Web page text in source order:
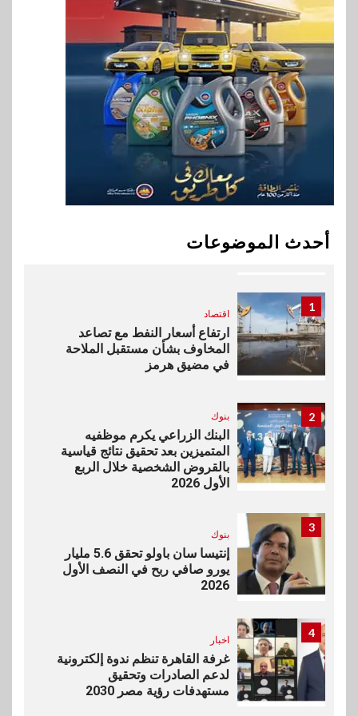
أحدث الموضوعات
هواوي: هاتف nova 15
Max بطارية ضخمة وتصميم متين
جهازًا مثاليًا للشباب
9 اقتصاد
إي اف چي فاينانس تستعرض
خطط نمو «بلد» لتعزيز حضورها
في سوق تحويلات المصريين
بالخارج
بيان توضيحي صادر عن شركة
ناتجاس
1
اقتصاد
ارتفاع أسعار النفط مع تصاعد
المخاوف بشأن مستقبل الملاحة
في مضيق هرمز
2 بنوك
البنك الزراعي يكرم موظفيه
المتميزين بعد تحقيق نتائج قياسية
بالقروض الشخصية خلال الربع
الأول 2026
3
بنوك
إنتيسا سان باولو تحقق 5.6 مليار
يورو صافي ربح في النصف الأول
2026
4
اخبار
غرفة القاهرة تنظم ندوة إلكترونية
لدعم الصادرات وتحقيق
مستهدفات رؤية مصر 2030